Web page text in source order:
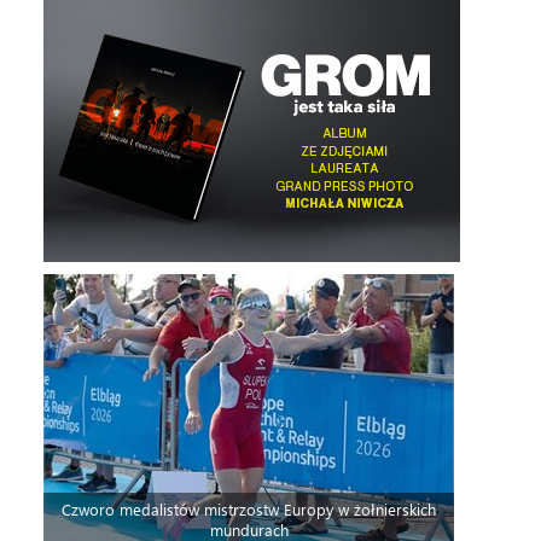
Czworo medalistów mistrzostw Europy w żołnierskich
mundurach